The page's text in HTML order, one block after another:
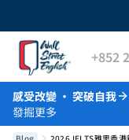
+852
感受改變 · 突破自我
發掘更多